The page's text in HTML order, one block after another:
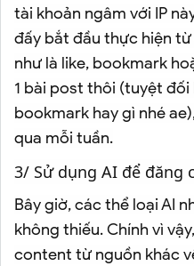
tài khoản ngâm với IP
đấy bắt đầu thực hiện
như là like, bookmark
1 bài post thôi (tuyệt đối
bookmark hay gì nhé
qua mỗi tuần.
3/ Sử dụng AI để đăng
Bây giờ, các thể loại AI
không thiếu. Chính vì
content từ nguồn khác